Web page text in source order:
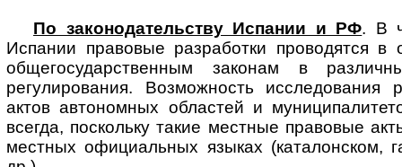
По законодательству Испании и РФ. В
Испании правовые разработки про­во­дят­ся в
общегосударственным законам в
регулирования. Возможность исследования
актов автономных областей и
всегда, поскольку такие местные правовые
местных официальных языках (каталонском,